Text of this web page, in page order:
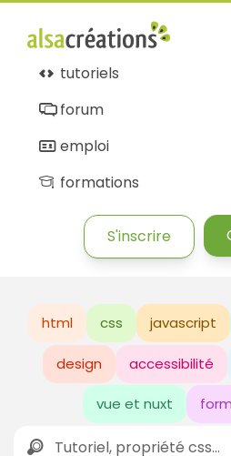
tutoriels
forum
emploi
formations
S'inscrire
html css javascript
design accessibilité
vue et nuxt